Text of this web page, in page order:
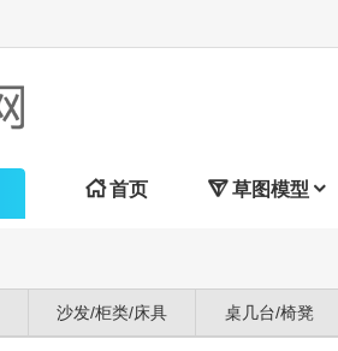
首页 草图模型 
沙发/柜类/床具 桌几台/椅凳